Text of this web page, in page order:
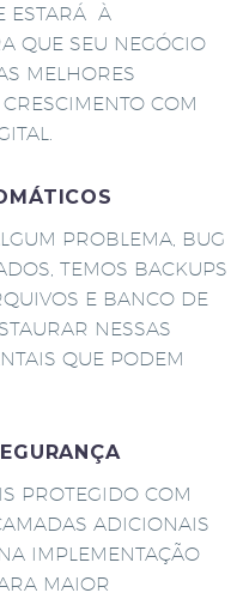
ESTARÁ À
QUE SEU NEGÓCIO
MELHORES
COM
PROBLEMA, BUG
TEMOS BACKUPS
E BANCO DE
NESSAS
QUE PODEM
PROTEGIDO COM
ADICIONAIS
IMPLEMENTAÇÃO
MAIOR